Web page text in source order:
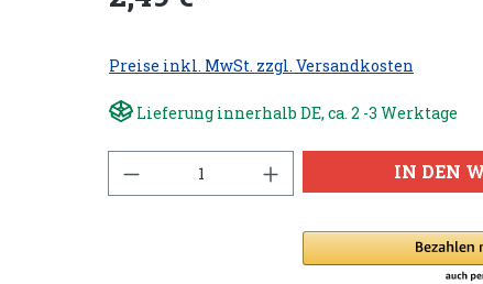
Preise inkl. MwSt. zzgl. Versandkosten
Lieferung innerhalb DE, ca. 2 -3 Werktage
IN DEN